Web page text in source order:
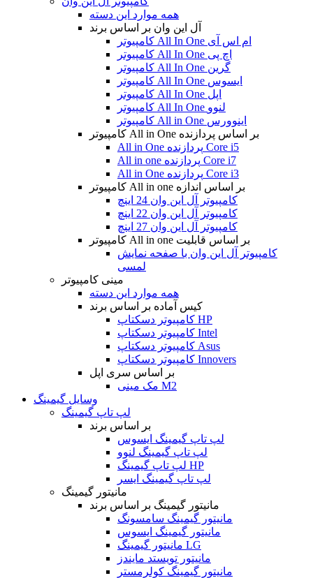
همه موارد این دسته
آل این وان بر اساس برند
کامپیوتر All In One ام اس آی
کامپیوتر All In One اچ پی
کامپیوتر All In One گرین
کامپیوتر All In One ایسوس
کامپیوتر All In One اپل
کامپیوتر All In One لنوو
کامپیوتر All in One اینوورس
کامپیوتر All in One بر اساس پردازنده
All in One پردازنده Core i5
All in one پردازنده Core i7
All in One پردازنده Core i3
کامپیوتر All in one بر اساس اندازه
کامپیوتر آل این وان 24 اینچ
کامپیوتر آل این وان 22 اینچ
کامپیوتر آل این وان 27 اینچ
کامپیوتر All in one بر اساس قابلیت
کامپیوتر آل این وان با صفحه نمایش
لمسی
مینی کامپیوتر
همه موارد این دسته
کیس آماده بر اساس برند
کامپیوتر دسکتاپ HP
کامپیوتر دسکتاپ Intel
کامپیوتر دسکتاپ Asus
کامپیوتر دسکتاپ Innovers
بر اساس سری اپل
مک مینی M2
وسایل گیمینگ
لپ تاپ گیمینگ
بر اساس برند
لپ تاپ گیمینگ ایسوس
لپ تاپ گیمینگ لنوو
لپ تاپ گیمینگ HP
لپ تاپ گیمینگ ایسر
مانیتور گیمینگ
مانیتور گیمینگ بر اساس برند
مانیتور گیمینگ سامسونگ
مانیتور گیمینگ ایسوس
مانیتور گیمینگ LG
مانیتور تویستد مایندز
مانیتور گیمینگ کولرمستر